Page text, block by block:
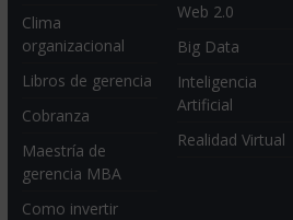
Clima
organizacional
Libros de gerencia
Cobranza
Maestría de
gerencia MBA
Como invertir
Web 2.0
Big Data
Inteligencia
Artificial
Realidad Virtual